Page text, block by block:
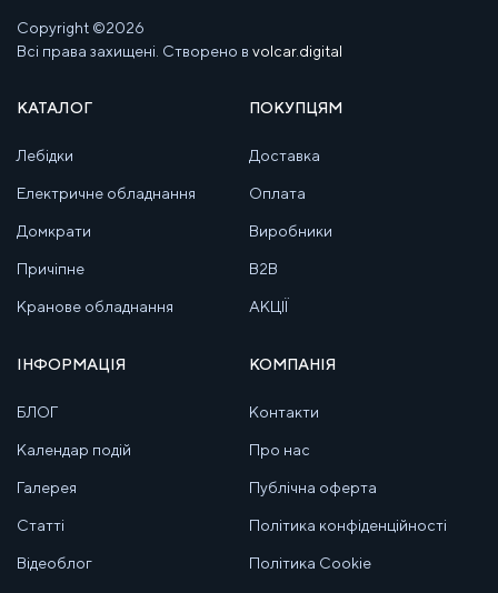
Copyright ©2026
Всі права захищені. Створено в volcar.digital
КАТАЛОГ
Лебідки
Електричне обладнання
Домкрати
Причіпне
Кранове обладнання
ПОКУПЦЯМ
Доставка
Оплата
Виробники
B2B
АКЦІЇ
ІНФОРМАЦІЯ
БЛОГ
Календар подій
Галерея
Статті
Відеоблог
КОМПАНІЯ
Контакти
Про нас
Публічна оферта
Політика конфіденційності
Політика Cookie